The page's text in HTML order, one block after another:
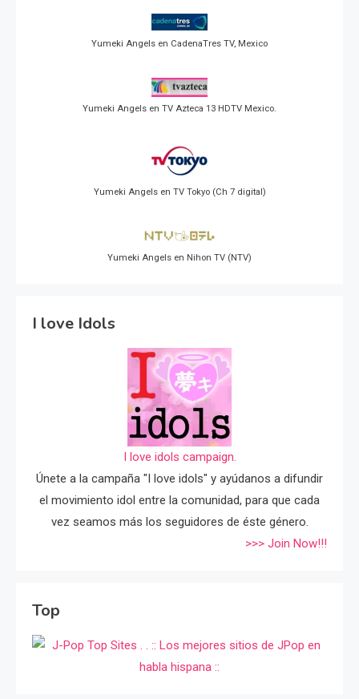
Yumeki Angels en CadenaTres TV, Mexico
Yumeki Angels en TV Azteca 13 HDTV Mexico.
Yumeki Angels en TV Tokyo (Ch 7 digital)
Yumeki Angels en Nihon TV (NTV)
I love Idols
I love idols campaign.
Únete a la campaña "I love idols" y ayúdanos a difundir
el movimiento idol entre la comunidad, para que cada
vez seamos más los seguidores de éste género.
>>> Join Now!!!
Top